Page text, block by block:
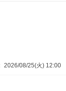
2026/08/25(火) 12:00